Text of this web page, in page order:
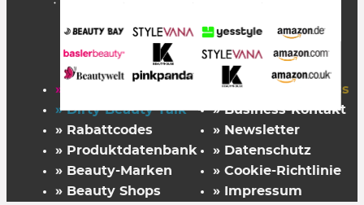
» Startseite
» Dirty Beauty Talk
» Rabattcodes
» Produktdatenbank
» Beauty-Marken
» Beauty Shops
» FAZ Kaufkompass
» Business-Kontakt
» Newsletter
» Datenschutz
» Cookie-Richtlinie
» Impressum